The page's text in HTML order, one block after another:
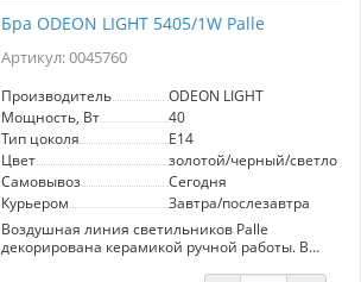
Бра оснащена двумя источниками света,
расположенными вверх и вниз, что
обеспечивает равномерное освещение
пространства. Используемый тип цоколя G9
ассортимента совместимых ламп,
поддерживая мощность до 10 Вт на каждую из
них при напряжении в 220V. Благодаря этому
ODEON LIGHT 4631/2W станет не только
элементом декора, но и функциональным
источником света для вашего дома. Этот
светильник придаст изысканность и
оригинальность любому интерьеру,
подчеркивая безупречный вкус хозяев.
Бра ODEON LIGHT 5405/1W Palle
Артикул: 0045760
Производитель
ODEON LIGHT
Мощность, Вт
40
Тип цоколя
E14
Цвет
золотой/черный/
Самовывоз
Сегодня
Курьером
Завтра/послезавтра
Воздушная линия светильников Palle
декорирована керамикой ручной работы. В